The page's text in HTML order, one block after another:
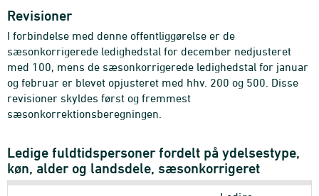
Revisioner
I forbindelse med denne offentliggørelse er de
sæsonkorrigerede ledighedstal for december nedjusteret
med 100, mens de sæsonkorrigerede ledighedstal for januar
og februar er blevet opjusteret med hhv. 200 og 500. Disse
revisioner skyldes først og fremmest
sæsonkorrektionsberegningen.
Ledige fuldtidspersoner fordelt på ydelsestype,
køn, alder og landsdele, sæsonkorrigeret